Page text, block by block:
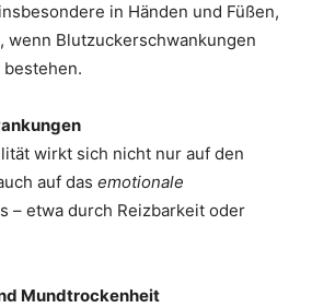
in Händen und Füßen,
wenn Blutzuckerschwankungen
wirkt sich nicht nur auf den
auf das emotionale
– etwa durch Reizbarkeit oder
Mundtrockenheit